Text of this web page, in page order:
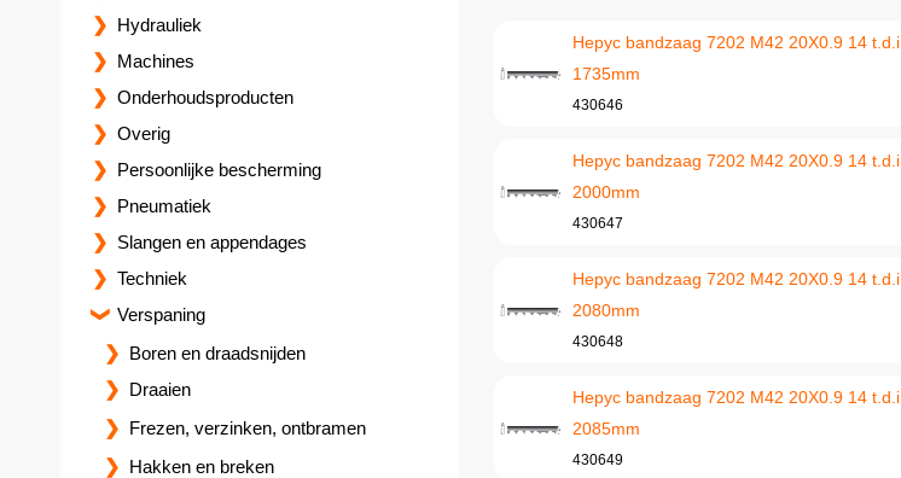
Hepyc bandzaag 7202 M42 20X0.9 14 t.d.i.
1735mm
430646
Hepyc bandzaag 7202 M42 20X0.9 14 t.d.i.
2000mm
430647
Hepyc bandzaag 7202 M42 20X0.9 14 t.d.i.
2080mm
430648
Hepyc bandzaag 7202 M42 20X0.9 14 t.d.i.
2085mm
430649
Hydrauliek
Machines
Onderhoudsproducten
Overig
Persoonlijke bescherming
Pneumatiek
Slangen en appendages
Techniek
Verspaning
Boren en draadsnijden
Draaien
Frezen, verzinken, ontbramen
Hakken en breken